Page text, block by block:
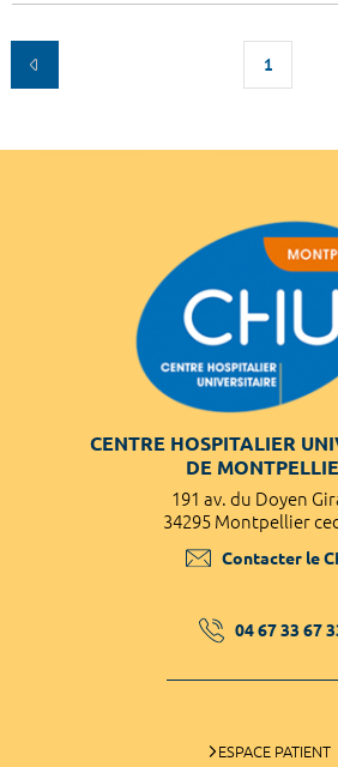
1
CENTRE HOSPITALIER
DE
191 av. du Doyen
34295 Montpellier
Contacter le
04 67 33 67
ESPACE PATIENT